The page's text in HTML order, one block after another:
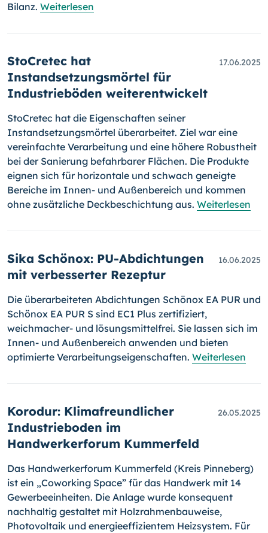
Bilanz. Weiterlesen
StoCretec hat
Instandsetzungsmörtel für
Industrieböden weiterentwickelt
17.06.2025
StoCretec hat die Eigenschaften seiner
Instandsetzungsmörtel überarbeitet. Ziel war eine
vereinfachte Verarbeitung und eine höhere Robustheit
bei der Sanierung befahrbarer Flächen. Die Produkte
eignen sich für horizontale und schwach geneigte
Bereiche im Innen- und Außenbereich und kommen
ohne zusätzliche Deckbeschichtung aus. Weiterlesen
Sika Schönox: PU-Abdichtungen
mit verbesserter Rezeptur
16.06.2025
Die überarbeiteten Abdichtungen Schönox EA PUR und
Schönox EA PUR S sind EC1 Plus zertifiziert,
weichmacher- und lösungsmittelfrei. Sie lassen sich im
Innen- und Außenbereich anwenden und bieten
optimierte Verarbeitungseigenschaften. Weiterlesen
Korodur: Klimafreundlicher
Industrieboden im
Handwerkerforum Kummerfeld
26.05.2025
Das Handwerkerforum Kummerfeld (Kreis Pinneberg)
ist ein „Coworking Space” für das Handwerk mit 14
Gewerbeeinheiten. Die Anlage wurde konsequent
nachhaltig gestaltet mit Holzrahmenbauweise,
Photovoltaik und energieeffizientem Heizsystem. Für